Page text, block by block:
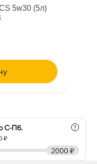
5w30 (5л)
С-Пб.
₽
?
2000 ₽